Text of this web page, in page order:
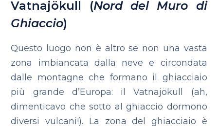
Vatnajökull (Nord del Muro di
Ghiaccio)
Questo luogo non è altro se non una vasta
zona imbiancata dalla neve e circondata
dalle montagne che formano il ghiacciaio
più grande d’Europa: il Vatnajökull (ah,
dimenticavo che sotto al ghiaccio dormono
diversi vulcani!). La zona del ghiacciaio è